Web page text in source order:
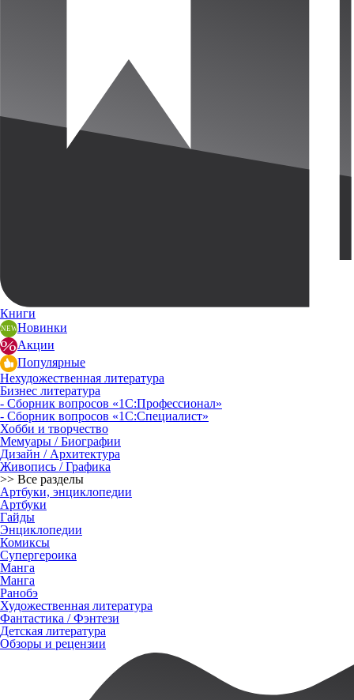
Книги
Новинки
Акции
Популярные
Нехудожественная литература
Бизнес литература
- Сборник вопросов «1С:Профессионал»
- Сборник вопросов «1С:Специалист»
Хобби и творчество
Мемуары / Биографии
Дизайн / Архитектура
Живопись / Графика
>> Все разделы
Артбуки, энциклопедии
Артбуки
Гайды
Энциклопедии
Комиксы
Супергероика
Манга
Манга
Ранобэ
Художественная литература
Фантастика / Фэнтези
Детская литература
Обзоры и рецензии